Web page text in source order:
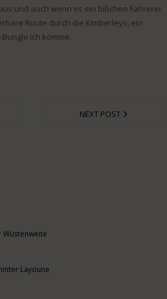
und auch wenn es ein bißchen Fahrerei
Route durch die Kimberleys, ein
ich komme.
NEXT POST
Layoune